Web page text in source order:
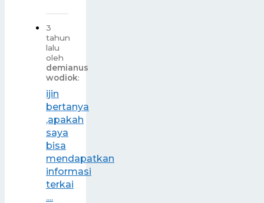
3
tahun
lalu
oleh
demianus
wodiok:
ijin
bertanya
,apakah
saya
bisa
mendapatkan
informasi
terkai
....